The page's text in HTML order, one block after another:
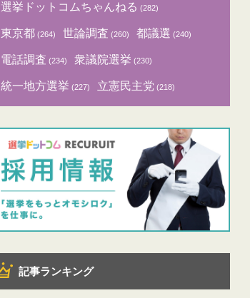
選挙ドットコムちゃんねる (282)
東京都 (264) 世論調査 (260) 都議選 (240)
電話調査 (234) 衆議院選挙 (230)
統一地方選挙 (227) 立憲民主党 (218)
記事ランキング